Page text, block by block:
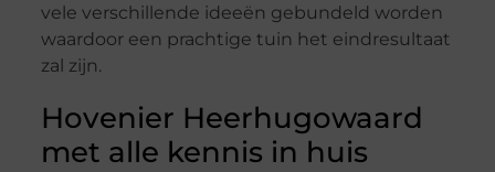
vele verschillende ideeën gebundeld worden
waardoor een prachtige tuin het eindresultaat
zal zijn.
Hovenier Heerhugowaard
met alle kennis in huis